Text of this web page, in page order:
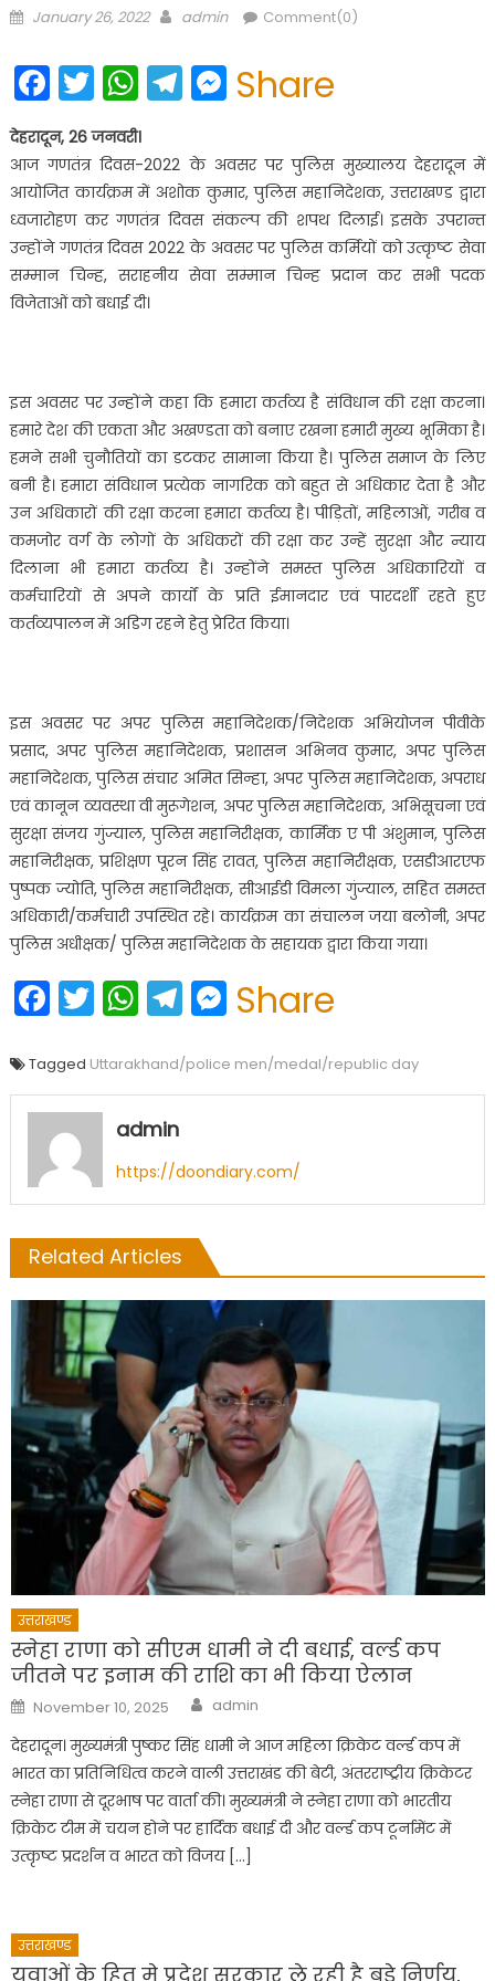
Posted
January 26, 2022 Author
admin Comment(0)
Facebook
Twitter
WhatsApp
Telegram
Messenger
Share
देहरादून, 26 जनवरी।
आज गणतंत्र दिवस-2022 के अवसर पर पुलिस मुख्यालय देहरादून में
आयोजित कार्यक्रम में अशोक कुमार, पुलिस महानिदेशक, उत्तराखण्ड द्वारा
ध्वजारोहण कर गणतंत्र दिवस संकल्प की शपथ दिलाई। इसके उपरान्त
उन्होंने गणतंत्र दिवस 2022 के अवसर पर पुलिस कर्मियों को उत्कृष्ट सेवा
सम्मान चिन्ह, सराहनीय सेवा सम्मान चिन्ह प्रदान कर सभी पदक
विजेताओं को बधाई दी।
इस अवसर पर उन्होंने कहा कि हमारा कर्तव्य है संविधान की रक्षा करना।
हमारे देश की एकता और अखण्डता को बनाए रखना हमारी मुख्य भूमिका है।
हमने सभी चुनौतियों का डटकर सामाना किया है। पुलिस समाज के लिए
बनी है। हमारा संविधान प्रत्येक नागरिक को बहुत से अधिकार देता है और
उन अधिकारों की रक्षा करना हमारा कर्तव्य है। पीड़ितों, महिलाओं, गरीब व
कमजोर वर्ग के लोगों के अधिकरों की रक्षा कर उन्हें सुरक्षा और न्याय
दिलाना भी हमारा कर्तव्य है। उन्होंने समस्त पुलिस अधिकारियों व
कर्मचारियों से अपने कार्यों के प्रति ईमानदार एवं पारदर्शी रहते हुए
कर्तव्यपालन में अडिग रहने हेतु प्रेरित किया।
इस अवसर पर अपर पुलिस महानिदेशक/निदेशक अभियोजन पीवीके
प्रसाद, अपर पुलिस महानिदेशक, प्रशासन अभिनव कुमार, अपर पुलिस
महानिदेशक, पुलिस संचार अमित सिन्हा, अपर पुलिस महानिदेशक, अपराध
एवं कानून व्यवस्था वी मुरूगेशन, अपर पुलिस महानिदेशक, अभिसूचना एवं
सुरक्षा संजय गुंज्याल, पुलिस महानिरीक्षक, कार्मिक ए पी अंशुमान, पुलिस
महानिरीक्षक, प्रशिक्षण पूरन सिंह रावत, पुलिस महानिरीक्षक, एसडीआरएफ
पुष्पक ज्योति, पुलिस महानिरीक्षक, सीआईडी विमला गुंज्याल, सहित समस्त
अधिकारी/कर्मचारी उपस्थित रहे। कार्यक्रम का संचालन जया बलोनी, अपर
पुलिस अधीक्षक/ पुलिस महानिदेशक के सहायक द्वारा किया गया।
Facebook
Twitter
WhatsApp
Telegram
Messenger
Share
Tagged Uttarakhand/police men/medal/republic day
admin
https://doondiary.com/
Related Articles
उत्तराखण्ड
स्नेहा राणा को सीएम धामी ने दी बधाई, वर्ल्ड कप
जीतने पर इनाम की राशि का भी किया ऐलान
Posted
on
November 10, 2025 Author
admin
देहरादून। मुख्यमंत्री पुष्कर सिंह धामी ने आज महिला क्रिकेट वर्ल्ड कप में
भारत का प्रतिनिधित्व करने वाली उत्तराखंड की बेटी, अंतरराष्ट्रीय क्रिकेटर
स्नेहा राणा से दूरभाष पर वार्ता की। मुख्यमंत्री ने स्नेहा राणा को भारतीय
क्रिकेट टीम में चयन होने पर हार्दिक बधाई दी और वर्ल्ड कप टूर्नामेंट में
उत्कृष्ट प्रदर्शन व भारत को विजय […]
उत्तराखण्ड
युवाओं के हित मे प्रदेश सरकार ले रही है बड़े निर्णय,